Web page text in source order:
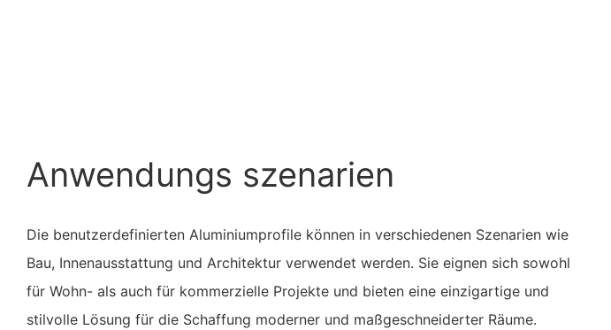
Anwendungs szenarien
Die benutzerdefinierten Aluminiumprofile können in verschiedenen Szenarien wie
Bau, Innenausstattung und Architektur verwendet werden. Sie eignen sich sowohl
für Wohn- als auch für kommerzielle Projekte und bieten eine einzigartige und
stilvolle Lösung für die Schaffung moderner und maßgeschneiderter Räume.